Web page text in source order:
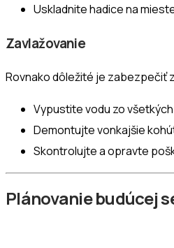
Uskladnite hadice na
Zavlažovanie
Rovnako dôležité je zabezpečiť
Vypustite vodu zo
Demontujte vonkajšie
Skontrolujte a opravte
Plánovanie budúcej